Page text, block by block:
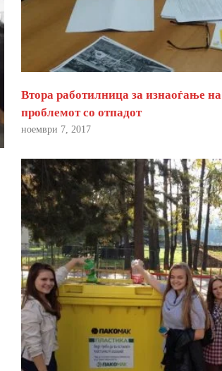
Втора работилница за изнаоѓање
проблемот со отпадот
ноември 7, 2017